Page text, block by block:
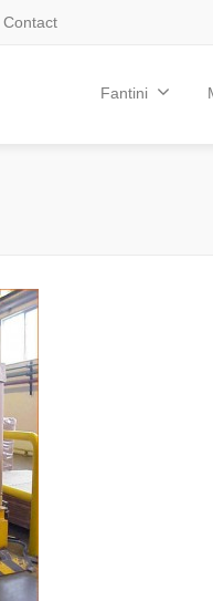
Contact
Fantini